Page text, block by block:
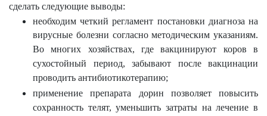
сделать следующие выводы:
необходим четкий регламент постановки диагноза на
вирусные болезни согласно методическим указаниям.
Во многих хозяйствах, где вакцинируют коров в
сухостойный период, забывают после вакцинации
проводить антибиотикотерапию;
применение препарата дорин позволяет повысить
сохранность телят, уменьшить затраты на лечение в